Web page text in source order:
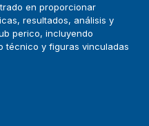
en proporcionar
resultados, análisis y
perico, incluyendo
técnico y figuras vinculadas